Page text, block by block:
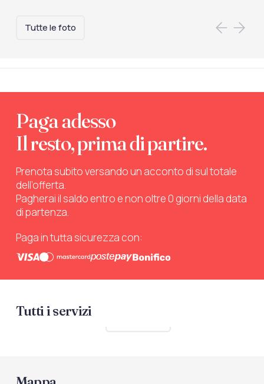
Tutte le foto
Paga adesso
Il resto, prima di partire.
Prenota subito versando un acconto di sul totale
dell’offerta.
Pagherai il saldo entro e non oltre 0 giorni della data
di partenza.
Paga in tutta sicurezza con:
Tutti i servizi